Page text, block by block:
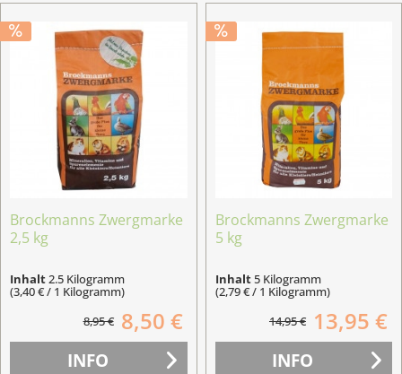
Brockmanns Zwergmarke
2,5 kg
Inhalt2.5 Kilogramm
(3,40 € / 1 Kilogramm)
8,95 € 8,50 €
INFO
Brockmanns Zwergmarke
5 kg
Inhalt5 Kilogramm
(2,79 € / 1 Kilogramm)
14,95 € 13,95 €
INFO